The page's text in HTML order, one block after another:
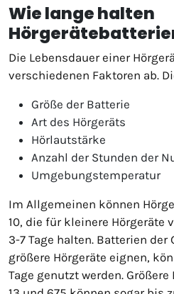
Wie lange halten
Die Lebensdauer einer
verschiedenen Faktoren ab.
Größe der Batterie
Art des Hörgeräts
Hörlautstärke
Anzahl der Stunden der
Umgebungstemperatur
Im Allgemeinen können
10, die für kleinere Hörgeräte
3-7 Tage halten. Batterien der
größere Hörgeräte eignen,
Tage genutzt werden.